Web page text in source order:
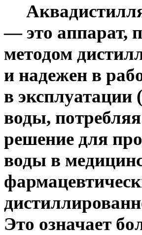
— это аппарат,
методом
и надежен в
в эксплуатации
воды,
решение для
воды в
Это означает